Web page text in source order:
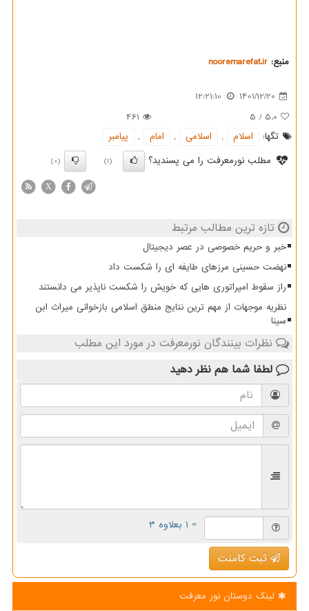
منبع: nooremarefat.ir
1401/12/20
12:21:10
5.0
/
5
461
تگها:
اسلام , اسلامی , امام ,
پیامبر
مطلب نورمعرفت را می پسندید؟
(1)
(0)
X
تازه ترین مطالب مرتبط
خبر و حریم خصوصی در عصر دیجیتال
نهضت حسینی مرزهای طایفه ای را شکست داد
راز سقوط امپراتوری هایی که خویش را شکست ناپذیر می دانستند
نظریه موجهات از مهم ترین نتایج منطق اسلامی بازخوانی میراث ابن
سینا
نظرات بینندگان نورمعرفت در مورد این مطلب
لطفا شما هم نظر دهید
= ۱ بعلاوه ۳
ثبت کامنت
لینک دوستان نور معرفت